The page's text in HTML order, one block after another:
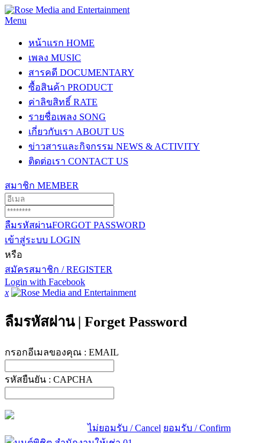
Menu
หน้าแรก HOME
เพลง MUSIC
สารคดี DOCUMENTARY
ซื้อสินค้า PRODUCT
ค่าลิขสิทธิ์ RATE
รายชื่อเพลง SONG
เกี่ยวกับเรา ABOUT US
ข่าวสารและกิจกรรม NEWS & ACTIVITY
ติดต่อเรา CONTACT US
สมาชิก MEMBER
ลืมรหัสผ่านFORGOT PASSWORD
เข้าสู่ระบบ LOGIN
หรือ
สมัครสมาชิก / REGISTER
Login with Facebook
x
ลืมรหัสผ่าน | Forget Password
กรอกอีเมลของคุณ : EMAIL
รหัสยืนยัน : CAPCHA
ไม่ยอมรับ / Cancel ยอมรับ / Confirm